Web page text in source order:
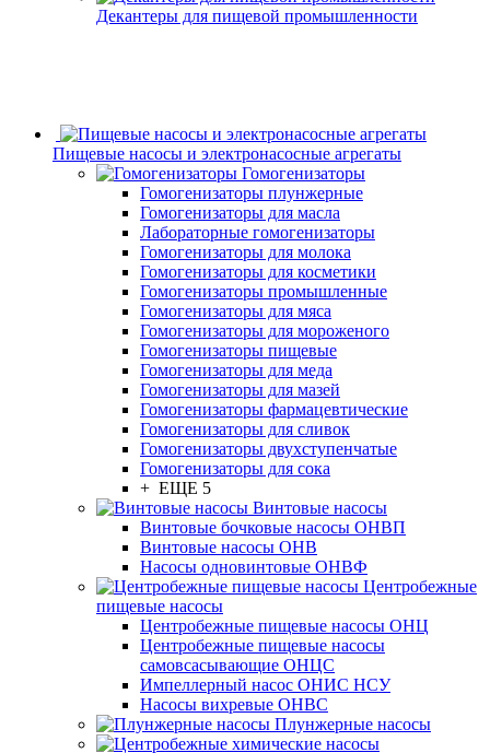
Декантеры для пищевой промышленности
Пищевые насосы и электронасосные агрегаты
Гомогенизаторы
Гомогенизаторы плунжерные
Гомогенизаторы для масла
Лабораторные гомогенизаторы
Гомогенизаторы для молока
Гомогенизаторы для косметики
Гомогенизаторы промышленные
Гомогенизаторы для мяса
Гомогенизаторы для мороженого
Гомогенизаторы пищевые
Гомогенизаторы для меда
Гомогенизаторы для мазей
Гомогенизаторы фармацевтические
Гомогенизаторы для сливок
Гомогенизаторы двухступенчатые
Гомогенизаторы для сока
+ ЕЩЕ 5
Винтовые насосы
Винтовые бочковые насосы ОНВП
Винтовые насосы ОНВ
Насосы одновинтовые ОНВФ
Центробежные
пищевые насосы
Центробежные пищевые насосы ОНЦ
Центробежные пищевые насосы
самовсасывающие ОНЦС
Импеллерный насос ОНИС НСУ
Насосы вихревые ОНВС
Плунжерные насосы